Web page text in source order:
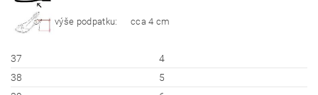
výše podpatku: cca 4 cm
37
4
38
5